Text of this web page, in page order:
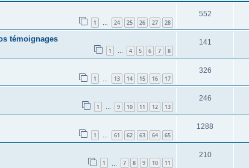
1 … 24 25 26 27 28
552
témoignages
1 … 4 5 6 7 8
141
1 13 14 15 16 17
326
1 … 9 10 11 12 13
246
1 … 61 62 63 64 65
1288
1 7 8 9 10 11
210